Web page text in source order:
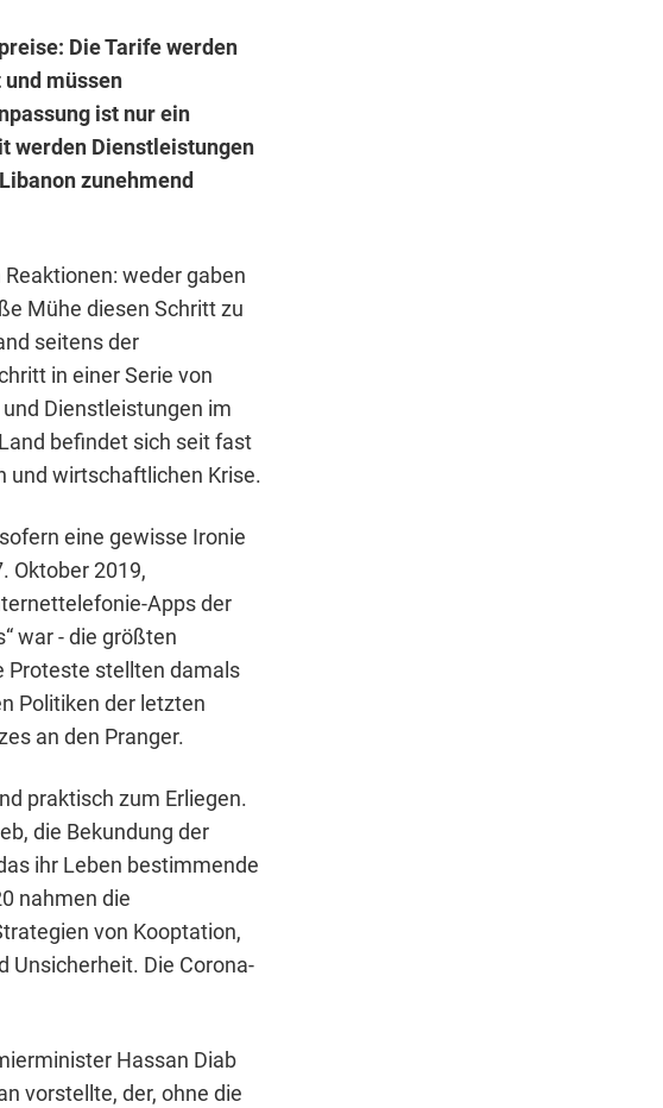
Die Tarife werden
müssen
ist nur ein
werden Dienstleistungen
zunehmend
weder gaben
Mühe diesen Schritt zu
seitens der
in einer Serie von
Dienstleistungen im
befindet sich seit fast
und wirtschaftlichen Krise.
eine gewisse Ironie
Oktober 2019,
Apps der
war - die größten
Proteste stellten damals
Politiken der letzten
an den Pranger.
praktisch zum Erliegen.
die Bekundung der
ihr Leben bestimmende
nahmen die
von Kooptation,
Unsicherheit. Die Corona-
Hassan Diab
vorstellte, der, ohne die